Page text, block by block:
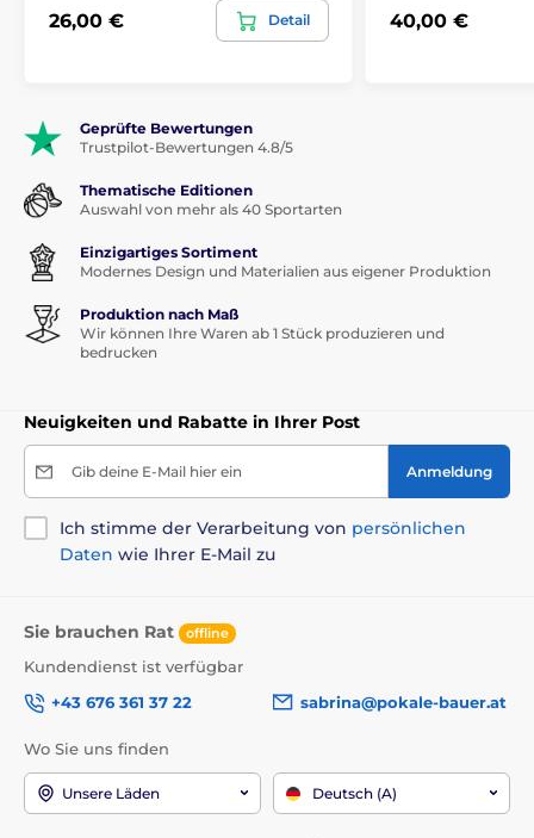
26,00 € Detail 40,00 €
Geprüfte Bewertungen
Trustpilot-Bewertungen 4.8/5
Thematische Editionen
Auswahl von mehr als 40 Sportarten
Einzigartiges Sortiment
Modernes Design und Materialien aus eigener Produktion
Produktion nach Maß
Wir können Ihre Waren ab 1 Stück produzieren und
bedrucken
Neuigkeiten und Rabatte in Ihrer Post
Gib deine E-Mail hier ein Anmeldung
Ich stimme der Verarbeitung von persönlichen
Daten wie Ihrer E-Mail zu
Sie brauchen Rat offline
Kundendienst ist verfügbar
+43 676 361 37 22
sabrina@pokale-bauer.at
Wo Sie uns finden
Unsere Läden Deutsch (A)